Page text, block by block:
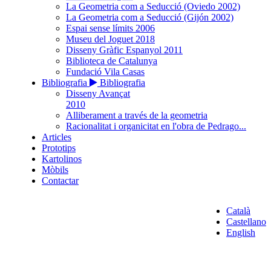
La Geometria com a Seducció (Oviedo 2002)
La Geometria com a Seducció (Gijón 2002)
Espai sense límits 2006
Museu del Joguet 2018
Disseny Gràfic Espanyol 2011
Biblioteca de Catalunya
Fundació Vila Casas
Bibliografia
Bibliografia
Disseny Avançat
2010
Alliberament a través de la geometria
Racionalitat i organicitat en l'obra de Pedrago...
Articles
Prototips
Kartolinos
Mòbils
Contactar
Català
Castellano
English